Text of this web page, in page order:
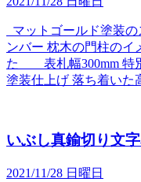
マットゴールド塗装
ンバー 枕木の門柱のイ
た 表札幅300mm 特
塗装仕上げ 落ち着い
いぶし真鍮切り文
2021/11/28 日曜日